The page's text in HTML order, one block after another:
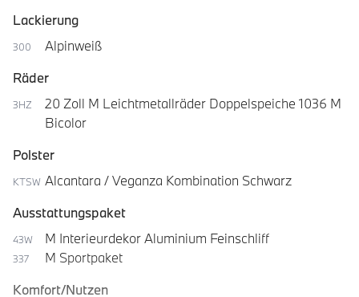
Lackierung
300
Alpinweiß
Räder
3HZ
20 Zoll M Leichtmetallräder Doppelspeiche 1036 M
Bicolor
Polster
KTSW Alcantara / Veganza Kombination Schwarz
Ausstattungspaket
43W M Interieurdekor Aluminium Feinschliff
337
M Sportpaket
Komfort/Nutzen